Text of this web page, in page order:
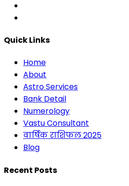
Quick Links
Home
About
Astro Services
Bank Detail
Numerology
Vastu Consultant
वार्षिक राशिफल 2025
Blog
Recent Posts